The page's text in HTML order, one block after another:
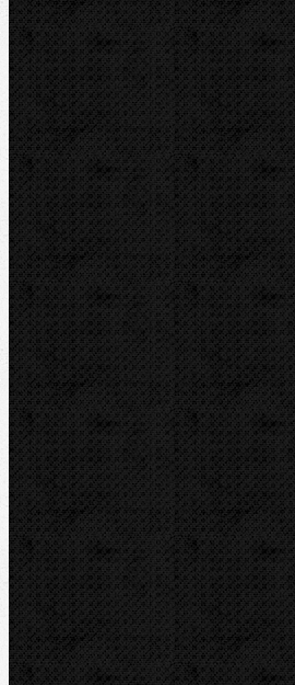
ZENTEN
DYTRON
KNIPEX
LOXEAL
REED
HEUER
IRWIN
RYOBI
Kontakt